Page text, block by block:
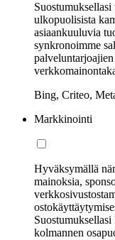
ulkopuolisista
asiaankuuluvia
synkronoimme
Bing, Criteo,
Markkinointi
Hyväksymällä
mainoksia,
kolmannen